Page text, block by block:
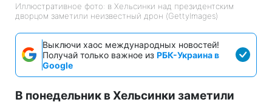
Иллюстративное фото: в Хельсинки над президентским
дворцом заметили неизвестный дрон (GettyImages)
Выключи хаос международных новостей!
Получай только важное из РБК-Украина в
Google
В понедельник в Хельсинки заметили